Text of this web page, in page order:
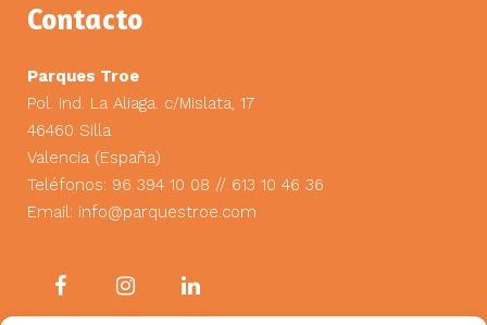
Contacto
Parques Troe
Pol. Ind. La Aliaga. c/Mislata, 17
46460 Silla
Valencia (España)
Teléfonos: 96 394 10 08 // 613 10 46 36
Email: info@parquestroe.com